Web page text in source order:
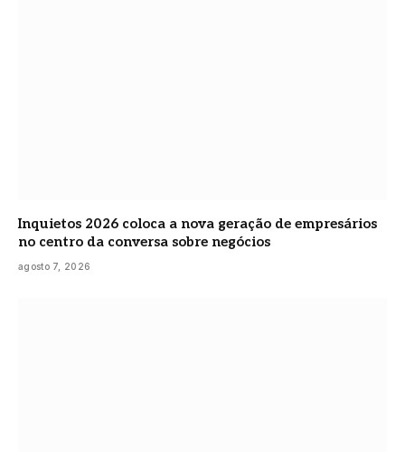
Inquietos 2026 coloca a nova geração de empresários
no centro da conversa sobre negócios
agosto 7, 2026